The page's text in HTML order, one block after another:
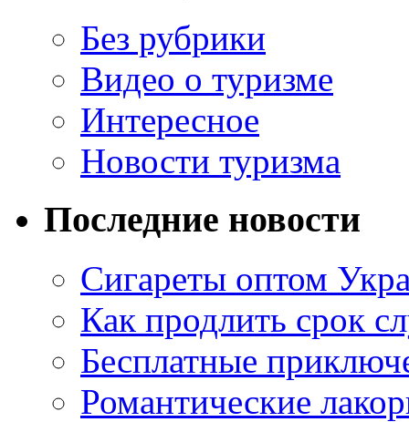
Без рубрики
Видео о туризме
Интересное
Новости туризма
Последние новости
Сигареты оптом
Как продлить срок
Бесплатные
Романтические